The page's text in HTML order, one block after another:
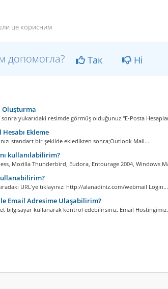
це корисним
допомогла? Так Ні
Oluşturma
sonra yukarıdaki resimde görmüş olduğunuz "E-Posta
Ekleme
standart bir şekilde ekledikten sonra;Outlook Mail...
kullanılabilirim?
Mozilla Thunderbird, Eudora, Entourage 2004, Windows
URL'ye tıklayınız: http://alanadiniz.com/webmail Login...
Email Adresime Ulaşabilirim?
bilgisayar kullanarak kontrol edebilirsiniz. Email